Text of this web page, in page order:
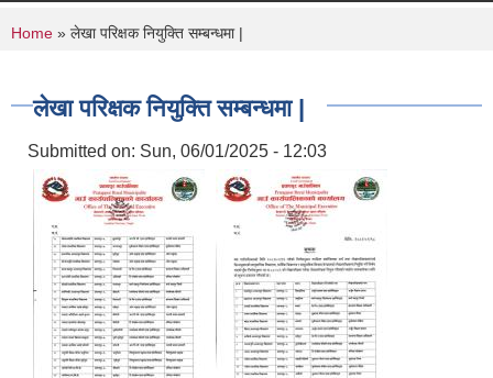
You are here
Home » लेखा परिक्षक नियुक्ति सम्बन्धमा |
लेखा परिक्षक नियुक्ति सम्बन्धमा |
Submitted on: Sun, 06/01/2025 - 12:03